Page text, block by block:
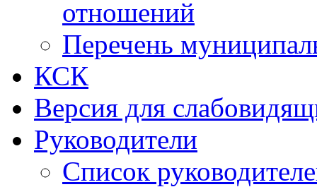
отношений
Перечень
КСК
Версия для
Руководители
Список